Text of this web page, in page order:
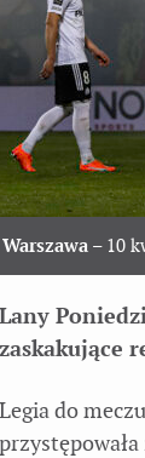
– 10
Lany
zaskakujące
Legia do